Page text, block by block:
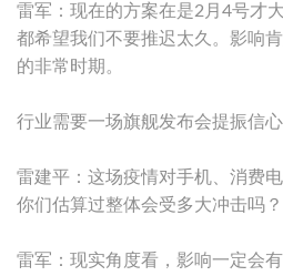
雷军：现在的方案在是2月4号才
都希望我们不要推迟太久。影响
的非常时期。
行业需要一场旗舰发布会提振信心
雷建平：这场疫情对手机、消费
你们估算过整体会受多大冲击吗？
雷军：现实角度看，影响一定会